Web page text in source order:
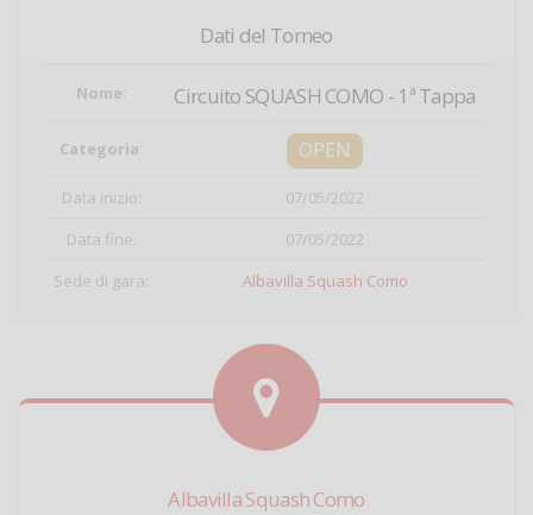
Dati del Torneo
Nome: Circuito SQUASH COMO - 1ª Tappa
Categoria: OPEN
Data inizio:
07/05/2022
Data fine:
07/05/2022
Sede di gara:
Albavilla Squash Como
Albavilla Squash Como